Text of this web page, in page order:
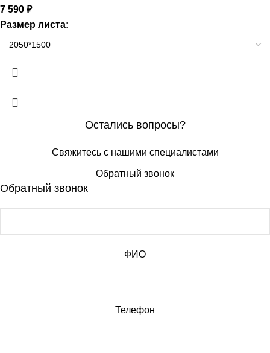
7 590 ₽
Размер листа:
Остались вопросы?
Свяжитесь с нашими специалистами
Обратный звонок
Обратный звонок
ФИО
Телефон